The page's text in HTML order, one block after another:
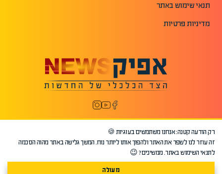
תנאי שימוש באתר
מדיניות פרטיות
רק הודעה קטנה: אנחנו משתמשים בעוגיות 🍪
זה עוזר לנו לשפר את האתר ולהפוך אותו ליותר נוח. המשך גלישה באתר מהוה הסכמה
לתנאי השימוש באתר. ממשיכים? 😉
מעולה